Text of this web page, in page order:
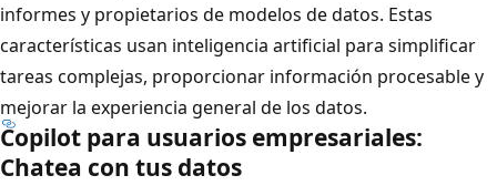
informes y propietarios de modelos de datos. Estas
características usan inteligencia artificial para simplificar
tareas complejas, proporcionar información procesable y
mejorar la experiencia general de los datos.
Copilot para usuarios empresariales:
Chatea con tus datos